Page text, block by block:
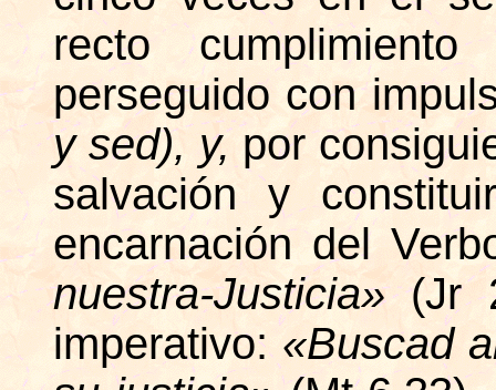
recto
perseguido con
y sed), y, por
salvación y
encarnación del
nuestra-Justicia»(Jr
imperativo: «Buscad